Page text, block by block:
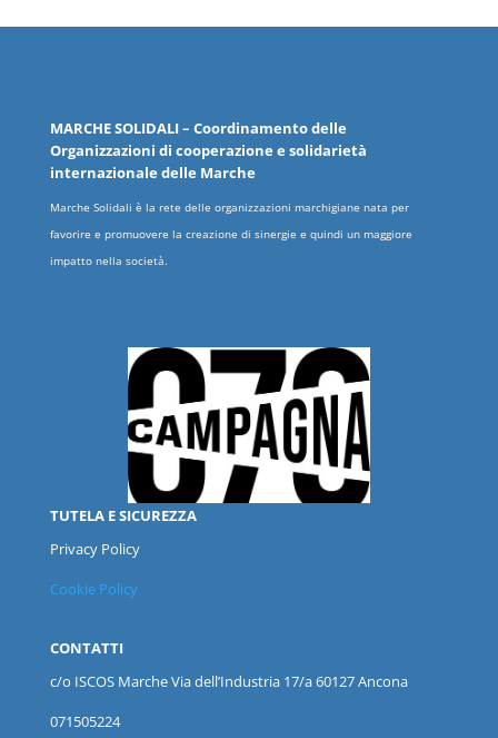
MARCHESOLIDALI– Coordinamento delle
Organizzazioni di cooperazione e solidarietà
internazionale delle Marche
Marche Solidali è la rete delle organizzazioni marchigiane nata per
favorire e promuovere la creazione di sinergie e quindi un maggiore
impatto nella società.
TUTELA E SICUREZZA
Privacy Policy
Cookie Policy
CONTATTI
c/o ISCOS MarcheVia dell’Industria 17/a 60127 Ancona
071505224